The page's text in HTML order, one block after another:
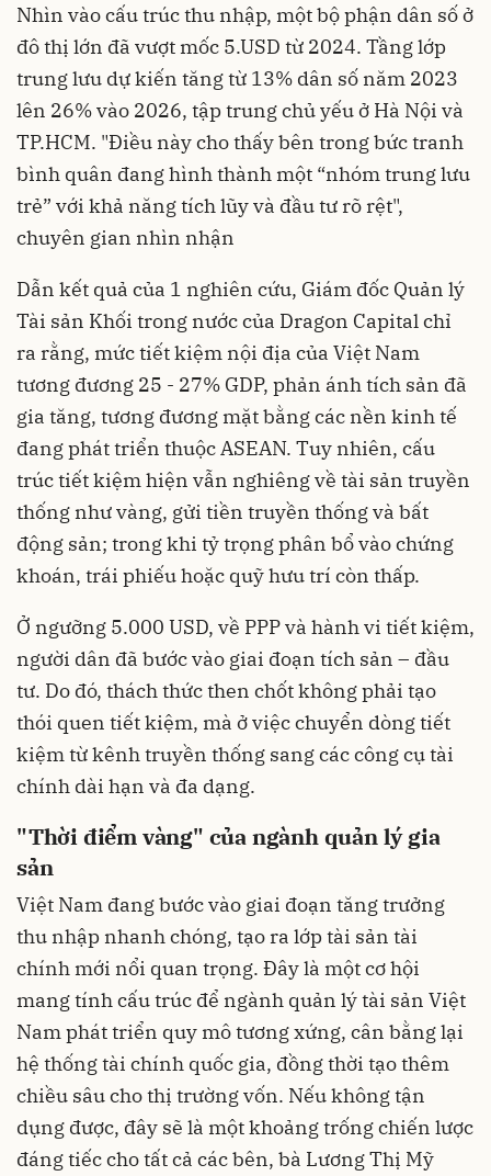
Nhìn vào cấu trúc thu nhập, một bộ phận dân số ở
đô thị lớn đã vượt mốc 5.USD từ 2024. Tầng lớp
trung lưu dự kiến tăng từ 13% dân số năm 2023
lên 26% vào 2026, tập trung chủ yếu ở Hà Nội và
TP.HCM. "Điều này cho thấy bên trong bức tranh
bình quân đang hình thành một “nhóm trung lưu
trẻ” với khả năng tích lũy và đầu tư rõ rệt",
chuyên gian nhìn nhận
Dẫn kết quả của 1 nghiên cứu, Giám đốc Quản lý
Tài sản Khối trong nước của Dragon Capital chỉ
ra rằng, mức tiết kiệm nội địa của Việt Nam
tương đương 25 - 27% GDP, phản ánh tích sản đã
gia tăng, tương đương mặt bằng các nền kinh tế
đang phát triển thuộc ASEAN. Tuy nhiên, cấu
trúc tiết kiệm hiện vẫn nghiêng về tài sản truyền
thống như vàng, gửi tiền truyền thống và bất
động sản; trong khi tỷ trọng phân bổ vào chứng
khoán, trái phiếu hoặc quỹ hưu trí còn thấp.
Ở ngưỡng 5.000 USD, về PPP và hành vi tiết kiệm,
người dân đã bước vào giai đoạn tích sản – đầu
tư. Do đó, thách thức then chốt không phải tạo
thói quen tiết kiệm, mà ở việc chuyển dòng tiết
kiệm từ kênh truyền thống sang các công cụ tài
chính dài hạn và đa dạng.
"Thời điểm vàng" của ngành quản lý gia
sản
Việt Nam đang bước vào giai đoạn tăng trưởng
thu nhập nhanh chóng, tạo ra lớp tài sản tài
chính mới nổi quan trọng. Đây là một cơ hội
mang tính cấu trúc để ngành quản lý tài sản Việt
Nam phát triển quy mô tương xứng, cân bằng lại
hệ thống tài chính quốc gia, đồng thời tạo thêm
chiều sâu cho thị trường vốn. Nếu không tận
dụng được, đây sẽ là một khoảng trống chiến lược
đáng tiếc cho tất cả các bên, bà Lương Thị Mỹ